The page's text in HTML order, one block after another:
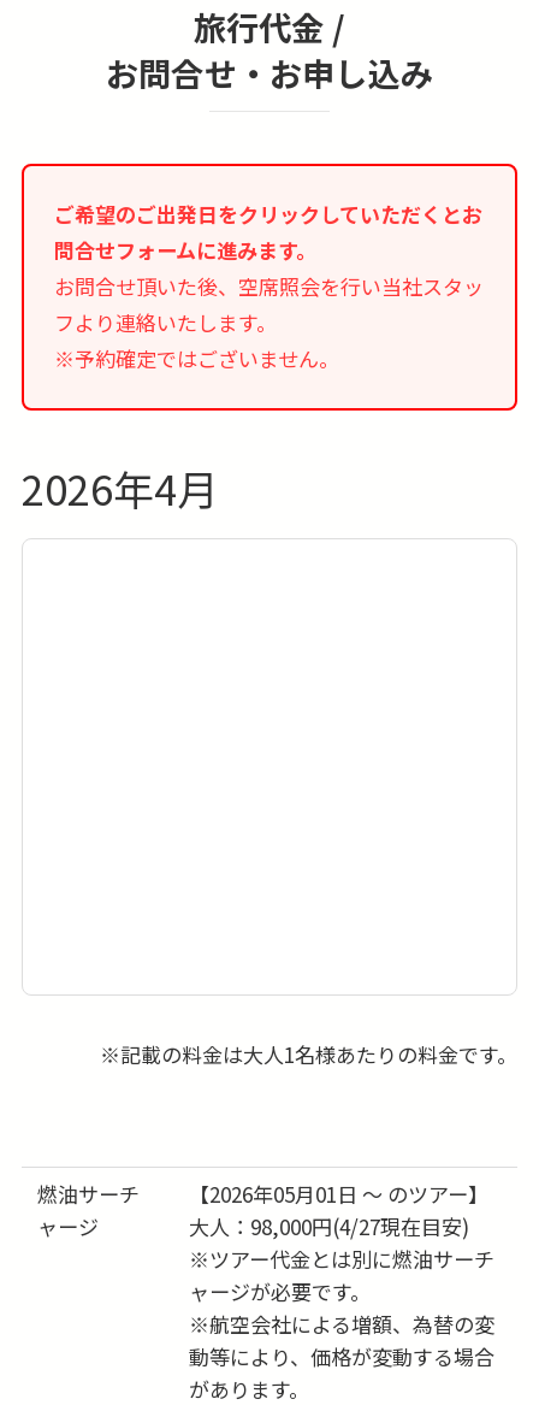
旅行代金 /
お問合せ・お申し込み
ご希望のご出発日をクリックしていただくとお
問合せフォームに進みます。
お問合せ頂いた後、空席照会を行い当社スタッ
フより連絡いたします。
※予約確定ではございません。
2026年4月
※記載の料金は大人1名様あたりの料金です。
燃油サーチ
ャージ
【2026年05月01日 ～ のツアー】
大人：98,000円(4/27現在目安)
※ツアー代金とは別に燃油サーチ
ャージが必要です。
※航空会社による増額、為替の変
動等により、価格が変動する場合
があります。